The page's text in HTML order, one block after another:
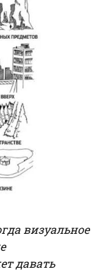
визуальное
давать